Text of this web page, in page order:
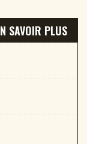
SAVOIR PLUS